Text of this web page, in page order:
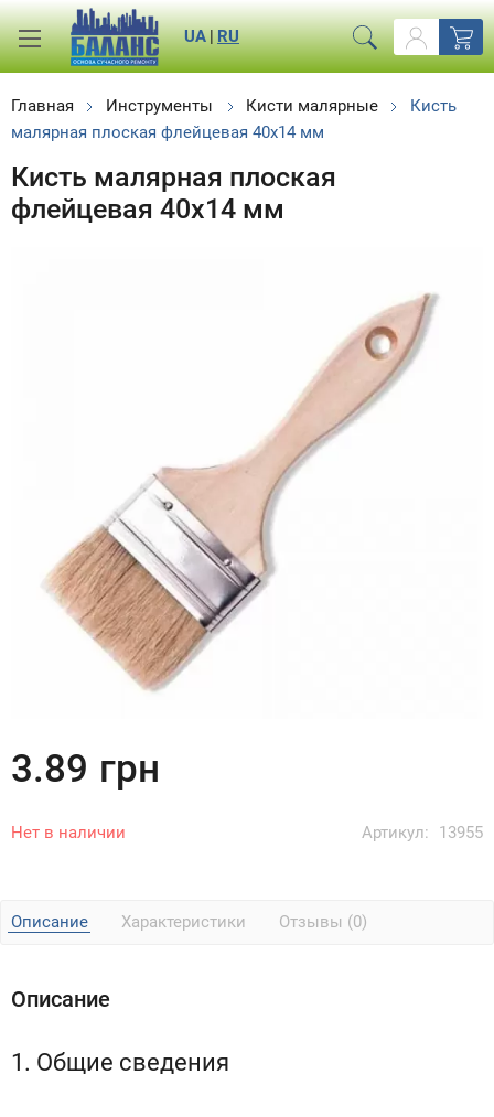
RU
|
UA
Главная Инструменты Кисти малярные
Кисть
малярная плоская флейцевая 40х14 мм
Кисть малярная плоская
флейцевая 40х14 мм
Нет в наличии Артикул: 13955
3.89 грн
Описание Характеристики Отзывы (0)
Описание
1. Общие сведения